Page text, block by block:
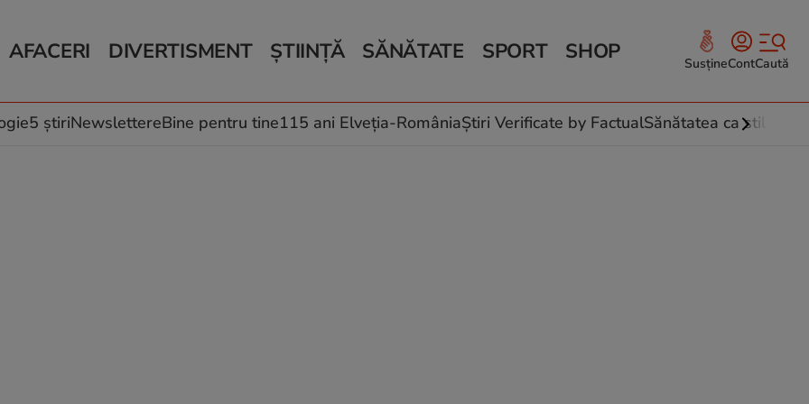
AFACERI
Auto
Locuri de muncă
DIVERTISMENT
Horoscop
Muzică și Filme
ȘTIINȚĂ
Schimbări climatice
SĂNĂTATE
Relații
Rețete culinare
SPORT SHOP SusțineContCaută
5 știriNewslettereBine pentru tine115 ani Elveția-RomâniaȘtiri Verificate by FactualSănătatea ca stil de